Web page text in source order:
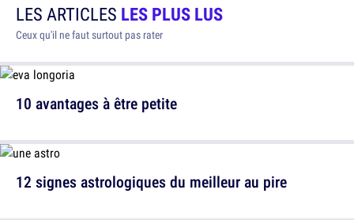
LES ARTICLES LES PLUS LUS
Ceux qu'il ne faut surtout pas rater
10 avantages à être petite
12 signes astrologiques du meilleur au pire